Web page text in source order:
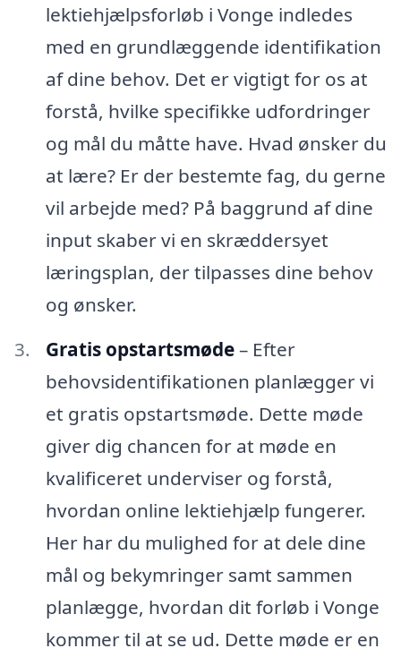
lektiehjælpsforløb i Vonge indledes
med en grundlæggende identifikation
af dine behov. Det er vigtigt for os at
forstå, hvilke specifikke udfordringer
og mål du måtte have. Hvad ønsker du
at lære? Er der bestemte fag, du gerne
vil arbejde med? På baggrund af dine
input skaber vi en skræddersyet
læringsplan, der tilpasses dine behov
og ønsker.
Gratis opstartsmøde– Efter
behovsidentifikationen planlægger vi
et gratis opstartsmøde. Dette møde
giver dig chancen for at møde en
kvalificeret underviser og forstå,
hvordan online lektiehjælp fungerer.
Her har du mulighed for at dele dine
mål og bekymringer samt sammen
planlægge, hvordan dit forløb i Vonge
kommer til at se ud. Dette møde er en